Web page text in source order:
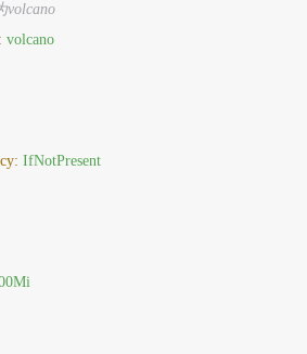
volcano
volcano
IfNotPresent